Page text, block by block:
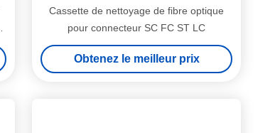
Cassette de nettoyage de fibre optique
pour connecteur SC FC ST LC
Obtenez le meilleur prix